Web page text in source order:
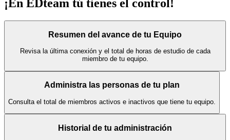
¡En EDteam tú tienes el control!
Resumen del avance de tu Equipo
Revisa la última conexión y el total de horas de estudio de cada
miembro de tu equipo.
Administra las personas de tu plan
Consulta el total de miembros activos e inactivos que tiene tu equipo.
Historial de tu administración